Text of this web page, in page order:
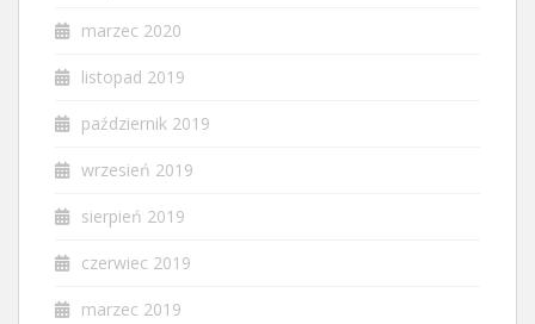
marzec 2020
listopad 2019
październik 2019
wrzesień 2019
sierpień 2019
czerwiec 2019
marzec 2019